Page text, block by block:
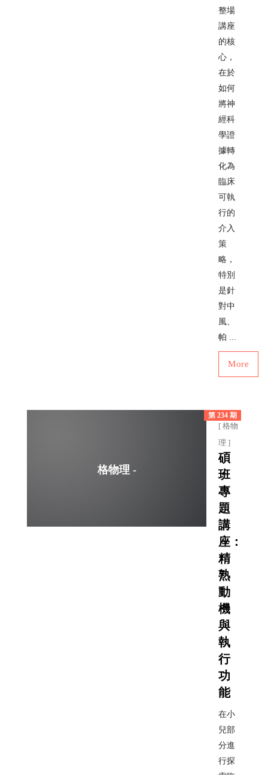
整場
講座
的核
心，
在於
如何
將神
經科
學證
據轉
化為
臨床
可執
行的
介入
策
略，
特別
是針
對中
風、
帕 ...
More
格物理 -
第 234 期
[ 格物
理 ]
碩
班
專
題
講
座：
精
熟
動
機
與
執
行
功
能
在小
兒部
分進
行探